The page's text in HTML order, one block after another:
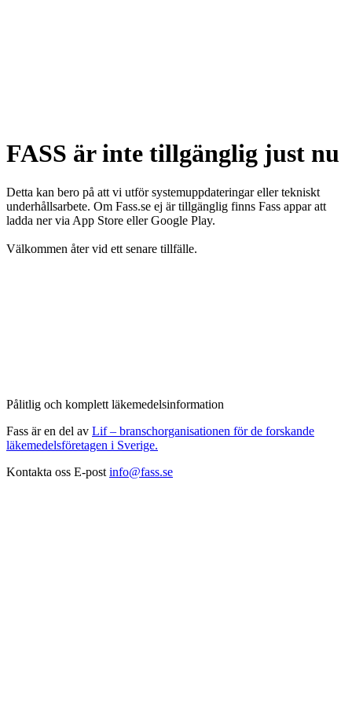
FASS är inte tillgänglig just nu
Detta kan bero på att vi utför systemuppdateringar eller tekniskt
underhållsarbete. Om Fass.se ej är tillgänglig finns Fass appar att
ladda ner via App Store eller Google Play.
Välkommen åter vid ett senare tillfälle.
Pålitlig och komplett läkemedelsinformation
Fass är en del av Lif – branschorganisationen för de forskande
läkemedelsföretagen i Sverige.
Kontakta oss E-post info@fass.se